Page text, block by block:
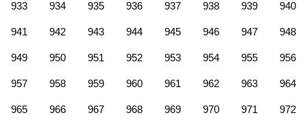
933 934 935 936 937 938 939 940
941 942 943 944 945 946 947 948
949 950 951 952 953 954 955 956
957 958 959 960 961 962 963 964
965 966 967 968 969 970 971 972